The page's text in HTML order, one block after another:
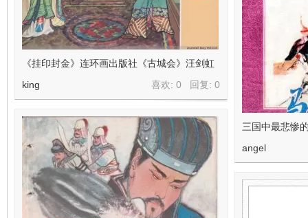
《挂印封金》连环画出版社《古城会》汪剑虹
喜欢: 0 回复: 0
king
三国中最悲惨
angel